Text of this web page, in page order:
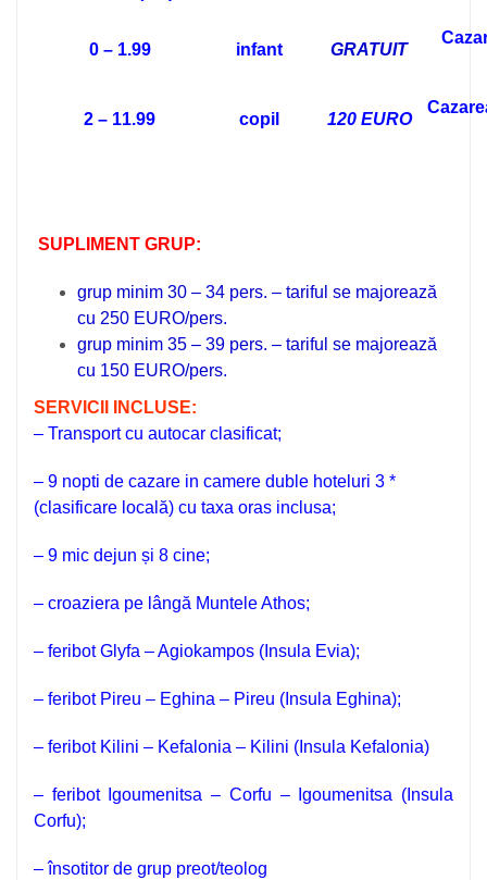
0 – 1.99 infant GRATUIT
2 – 11.99 copil 120 EURO
SUPLIMENT GRUP:
grup minim 30 – 34 pers. – tariful se majorează
cu 250 EURO/pers.
grup minim 35 – 39 pers. – tariful se majorează
cu 150 EURO/pers.
SERVICII INCLUSE:
– Transport cu autocar clasificat;
– 9 nopti de cazare in camere duble hoteluri 3 *
(clasificare locală) cu taxa oras inclusa;
– 9 mic dejun și 8 cine;
– croaziera pe lângă Muntele Athos;
– feribot Glyfa – Agiokampos (Insula Evia);
– feribot Pireu – Eghina – Pireu (Insula Eghina);
– feribot Kilini – Kefalonia – Kilini (Insula Kefalonia)
– feribot Igoumenitsa – Corfu – Igoumenitsa (Insula
Corfu);
– însotitor de grup preot/teolog